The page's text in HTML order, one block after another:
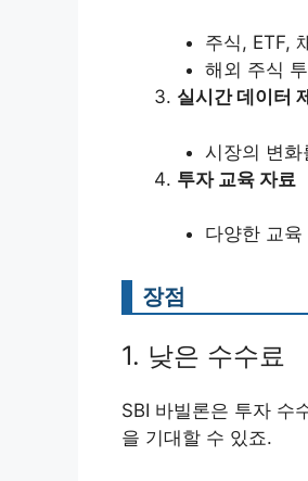
주식, ETF,
해외 주식
실시간 데이터
시장의 변
투자 교육 자료
다양한 교
장점
1. 낮은 수수료
SBI 바빌론은 투자 수
을 기대할 수 있죠.